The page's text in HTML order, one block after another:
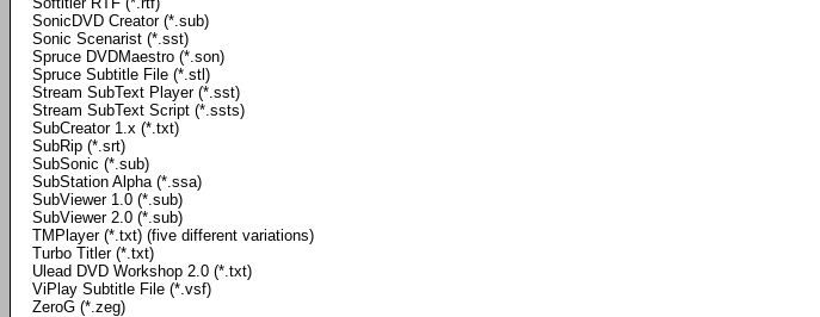
SonicDVD Creator (*.sub)
Sonic Scenarist (*.sst)
Spruce DVDMaestro (*.son)
Spruce Subtitle File (*.stl)
Stream SubText Player (*.sst)
Stream SubText Script (*.ssts)
SubCreator 1.x (*.txt)
SubRip (*.srt)
SubSonic (*.sub)
SubStation Alpha (*.ssa)
SubViewer 1.0 (*.sub)
SubViewer 2.0 (*.sub)
TMPlayer (*.txt) (five different variations)
Turbo Titler (*.txt)
Ulead DVD Workshop 2.0 (*.txt)
ViPlay Subtitle File (*.vsf)
ZeroG (*.zeg)